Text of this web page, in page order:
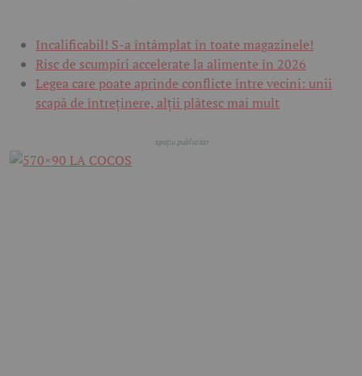
Incalificabil! S-a întâmplat în toate magazinele!
Risc de scumpiri accelerate la alimente în 2026
Legea care poate aprinde conflicte între vecini: unii
scapă de întreținere, alții plătesc mai mult